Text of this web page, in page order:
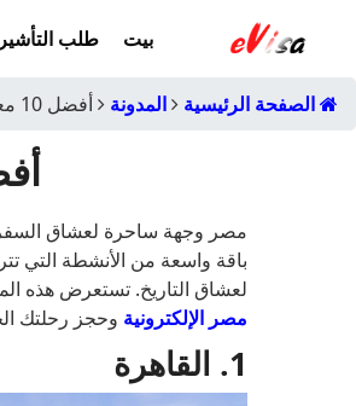
بيت طلب
الصفحة الرئيسية المدونة أفضل 10 معالم سياحية في مصر
أفضل 10
مصر وجهة ساحرة لعشاق السفر
باقة واسعة من الأنشطة التي
لعشاق التاريخ. تستعرض هذه
مصر الإلكترونية وحجز رحلتك
1. القاهرة